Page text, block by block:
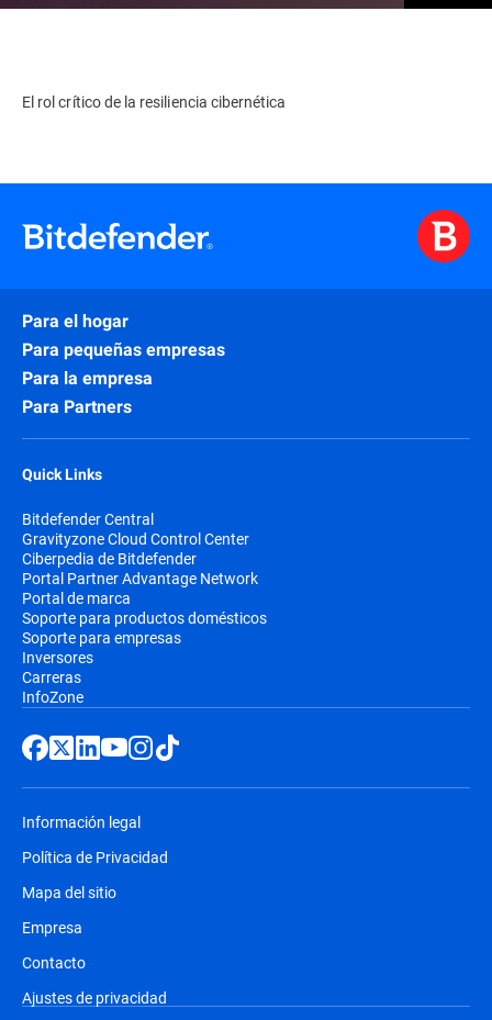
El rol crítico de la resiliencia cibernética
Para el hogar
Para pequeñas empresas
Para la empresa
Para Partners
Quick Links
Bitdefender Central
Gravityzone Cloud Control Center
Ciberpedia de Bitdefender
Portal Partner Advantage Network
Portal de marca
Soporte para productos domésticos
Soporte para empresas
Inversores
Carreras
InfoZone
Información legal
Política de Privacidad
Mapa del sitio
Empresa
Contacto
Ajustes de privacidad